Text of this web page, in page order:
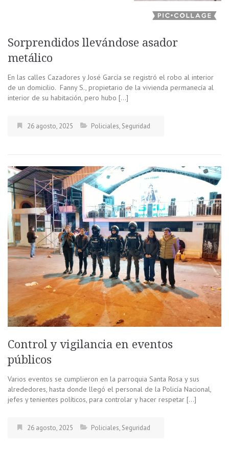
Sorprendidos llevándose asador
metálico
En las calles Cazadores y José García se registró el robo al interior
de un domicilio. Fanny S., propietario de la vivienda permanecía al
interior de su habitación, pero hubo […]
26 agosto, 2025 Policiales, Seguridad
Control y vigilancia en eventos
públicos
Varios eventos se cumplieron en la parroquia Santa Rosa y sus
alrededores, hasta donde llegó el personal de la Policía Nacional,
jefes y tenientes políticos, para controlar y hacer respetar […]
26 agosto, 2025 Policiales, Seguridad